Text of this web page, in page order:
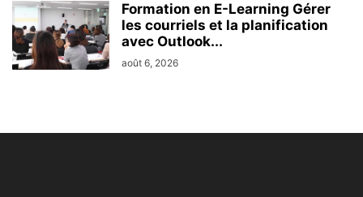
Formation en E-Learning Gérer
les courriels et la planification
avec Outlook...
août 6, 2026